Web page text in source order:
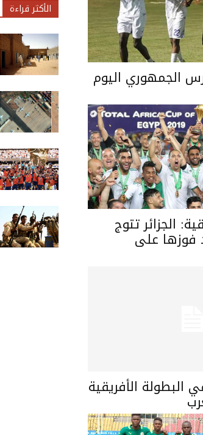
الجمهوري اليوم
الجزائر تتوج
فوزها على
البطولة الأفريقية
الأكثر قراءة